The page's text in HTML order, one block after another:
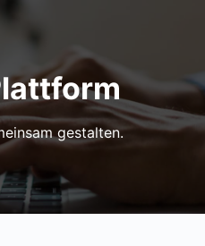
gestalten.